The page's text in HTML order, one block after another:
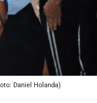
Daniel Holanda)